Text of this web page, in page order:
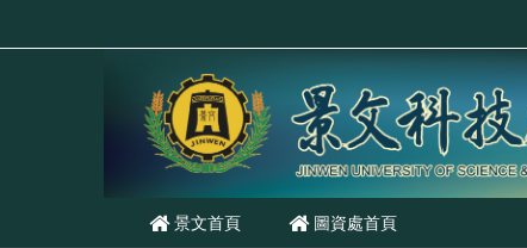
景文首頁 圖資處首頁